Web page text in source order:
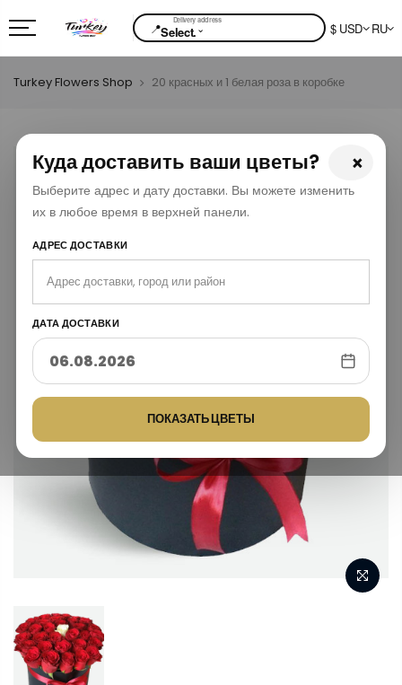
📍Select.⌄ $ USD RU
×
Куда доставить ваши цветы?
Выберите адрес и дату доставки. Вы можете изменить
их в любое время в верхней панели.
АДРЕС ДОСТАВКИ
ДАТА ДОСТАВКИ
ПОКАЗАТЬ ЦВЕТЫ
Turkey Flowers Shop 20 красных и 1 белая роза в коробке